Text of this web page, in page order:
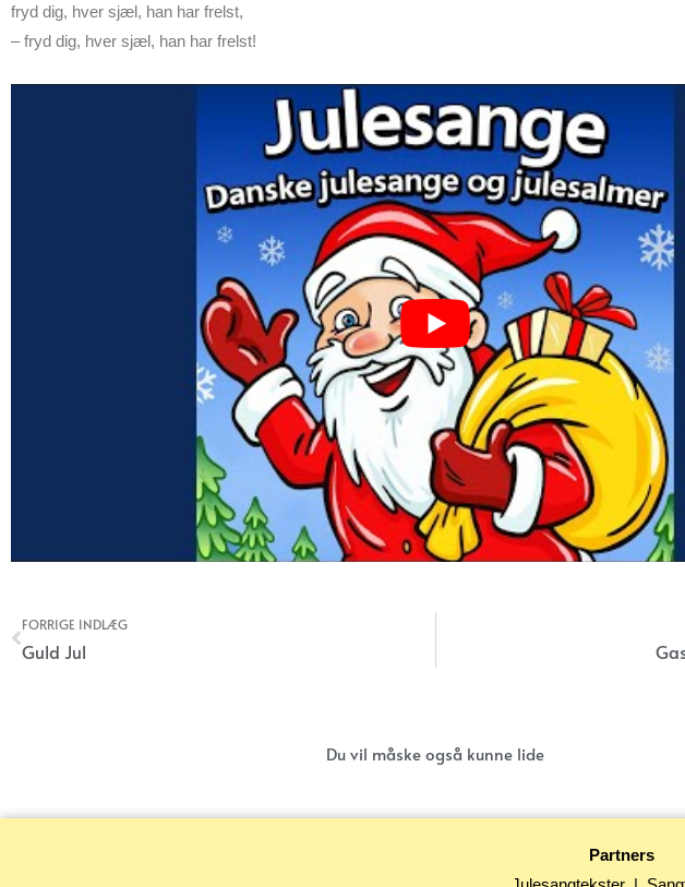
fryd dig, hver sjæl, han har frelst,
– fryd dig, hver sjæl, han har frelst!
Tidligere
FORRIGE INDLÆG
Guld Jul
Du vil måske også kunne lide
Partners